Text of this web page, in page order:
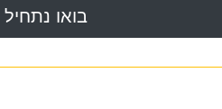
בואו נתחיל